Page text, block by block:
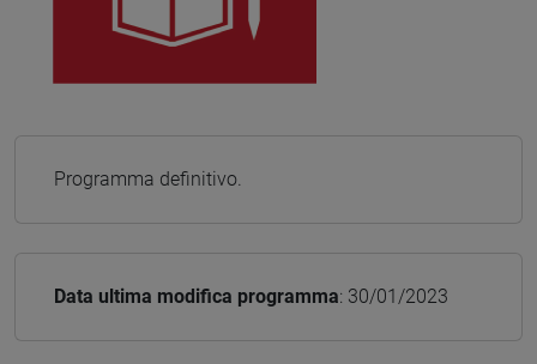
Programma definitivo.
Data ultima modifica programma: 30/01/2023